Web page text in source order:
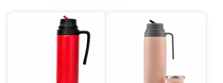
Acolchados y Frazadas
Accesorios para el hogar